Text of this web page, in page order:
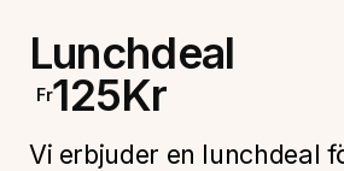
Lunchdeal
Fr125Kr
Vi erbjuder en lunchdeal